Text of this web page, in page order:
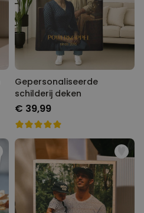
Gepersonaliseerde
schilderij deken
€ 39,99